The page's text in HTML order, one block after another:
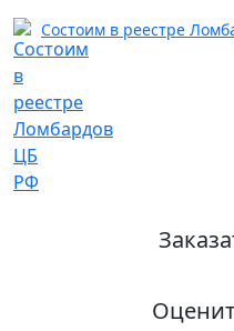
Состоим в реестре